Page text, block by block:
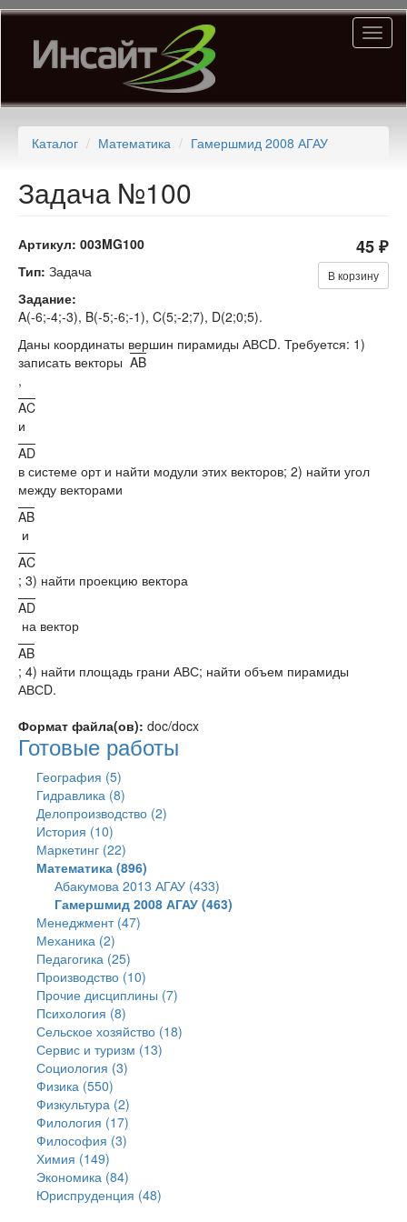
Перейти
основному
содержанию
Каталог Математика Гамершмид 2008 АГАУ
Задача №100
Артикул: 003MG100 45 ₽
В корзину
Тип: Задача
Задание:
A(-6;-4;-3), B(-5;-6;-1), C(5;-2;7), D(2;0;5).
Даны координаты вершин пирамиды АВСD. Требуется: 1)
записать векторы AB
,
AC
и
AD
в системе орт и найти модули этих векторов; 2) найти угол
между векторами
AB
и
AC
; 3) найти проекцию вектора
AD
на вектор
AB
; 4) найти площадь грани АВС; найти объем пирамиды
АВСD.
Формат файла(ов): doc/docx
Готовые работы
География (5)
Гидравлика (8)
Делопроизводство (2)
История (10)
Маркетинг (22)
Математика (896)
Абакумова 2013 АГАУ (433)
Гамершмид 2008 АГАУ (463)
Менеджмент (47)
Механика (2)
Педагогика (25)
Производство (10)
Прочие дисциплины (7)
Психология (8)
Сельское хозяйство (18)
Сервис и туризм (13)
Социология (3)
Физика (550)
Физкультура (2)
Филология (17)
Философия (3)
Химия (149)
Экономика (84)
Юриспруденция (48)